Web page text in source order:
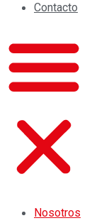
Contacto
Nosotros